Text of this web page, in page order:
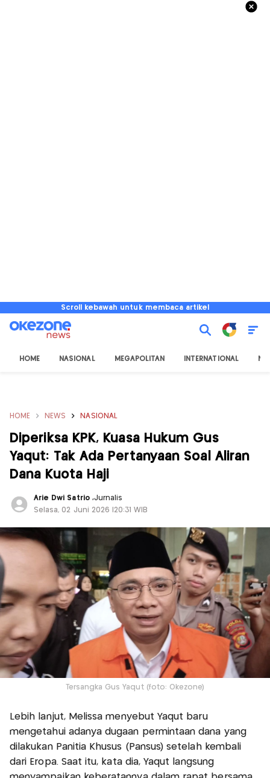
Scroll kebawah untuk membaca artikel
HOME NASIONAL MEGAPOLITAN INTERNATIONAL
HOME NEWS NASIONAL
Diperiksa KPK, Kuasa Hukum Gus
Yaqut: Tak Ada Pertanyaan Soal Aliran
Dana Kuota Haji
Arie Dwi Satrio ,Jurnalis
Selasa, 02 Juni 2026 |20:31 WIB
Tersangka Gus Yaqut (foto: Okezone)
Lebih lanjut, Melissa menyebut Yaqut baru
mengetahui adanya dugaan permintaan dana yang
dilakukan Panitia Khusus (Pansus) setelah kembali
dari Eropa. Saat itu, kata dia, Yaqut langsung